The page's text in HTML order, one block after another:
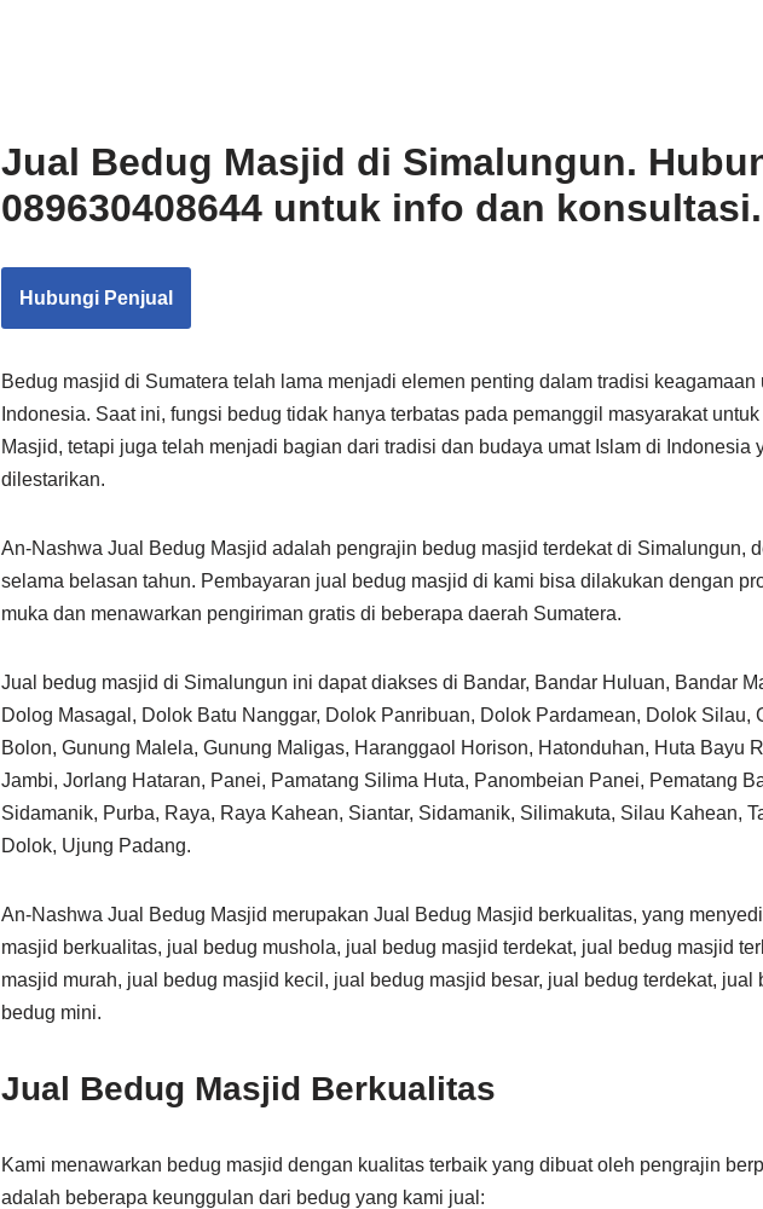
Jual Bedug Masjid di Simalungun.
089630408644 untuk info dan konsultasi.
Hubungi Penjual
Bedug masjid di Sumatera telah lama menjadi elemen penting dalam tradisi keagamaan
Indonesia. Saat ini, fungsi bedug tidak hanya terbatas pada pemanggil masyarakat
Masjid, tetapi juga telah menjadi bagian dari tradisi dan budaya umat Islam di Indonesia
dilestarikan.
An-Nashwa Jual Bedug Masjid adalah pengrajin bedug masjid terdekat di Simalungun,
selama belasan tahun. Pembayaran jual bedug masjid di kami bisa dilakukan dengan
muka dan menawarkan pengiriman gratis di beberapa daerah Sumatera.
Jual bedug masjid di Simalungun ini dapat diakses di Bandar, Bandar Huluan, Bandar
Dolog Masagal, Dolok Batu Nanggar, Dolok Panribuan, Dolok Pardamean, Dolok Silau,
Bolon, Gunung Malela, Gunung Maligas, Haranggaol Horison, Hatonduhan, Huta Bayu
Jambi, Jorlang Hataran, Panei, Pamatang Silima Huta, Panombeian Panei, Pematang
Sidamanik, Purba, Raya, Raya Kahean, Siantar, Sidamanik, Silimakuta, Silau Kahean,
Dolok, Ujung Padang.
An-Nashwa Jual Bedug Masjid merupakan Jual Bedug Masjid berkualitas, yang
masjid berkualitas, jual bedug mushola, jual bedug masjid terdekat, jual bedug masjid
masjid murah, jual bedug masjid kecil, jual bedug masjid besar, jual bedug terdekat, jual
bedug mini.
Jual Bedug Masjid Berkualitas
Kami menawarkan bedug masjid dengan kualitas terbaik yang dibuat oleh pengrajin
adalah beberapa keunggulan dari bedug yang kami jual: